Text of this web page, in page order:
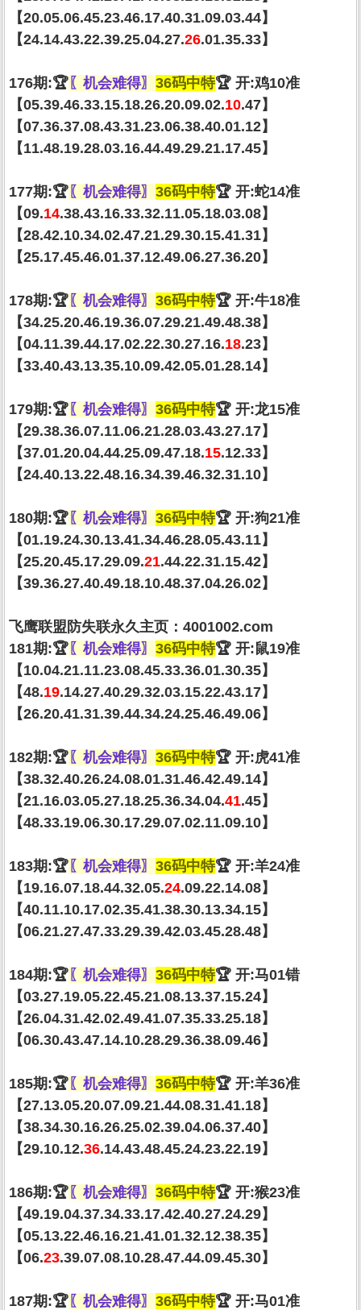
【20.05.06.45.23.46.17.40.31.09.03.44】
【24.14.43.22.39.25.04.27.26.01.35.33】
176期:🏆〖机会难得〗 36码中特🏆 开:鸡10准
【05.39.46.33.15.18.26.20.09.02.10.47】
【07.36.37.08.43.31.23.06.38.40.01.12】
【11.48.19.28.03.16.44.49.29.21.17.45】
177期:🏆〖机会难得〗 36码中特🏆 开:蛇14准
【09.14.38.43.16.33.32.11.05.18.03.08】
【28.42.10.34.02.47.21.29.30.15.41.31】
【25.17.45.46.01.37.12.49.06.27.36.20】
178期:🏆〖机会难得〗 36码中特🏆 开:牛18准
【34.25.20.46.19.36.07.29.21.49.48.38】
【04.11.39.44.17.02.22.30.27.16.18.23】
【33.40.43.13.35.10.09.42.05.01.28.14】
179期:🏆〖机会难得〗 36码中特🏆 开:龙15准
【29.38.36.07.11.06.21.28.03.43.27.17】
【37.01.20.04.44.25.09.47.18.15.12.33】
【24.40.13.22.48.16.34.39.46.32.31.10】
180期:🏆〖机会难得〗 36码中特🏆 开:狗21准
【01.19.24.30.13.41.34.46.28.05.43.11】
【25.20.45.17.29.09.21.44.22.31.15.42】
【39.36.27.40.49.18.10.48.37.04.26.02】
飞鹰联盟防失联永久主页：4001002.com
181期:🏆〖机会难得〗 36码中特🏆 开:鼠19准
【10.04.21.11.23.08.45.33.36.01.30.35】
【48.19.14.27.40.29.32.03.15.22.43.17】
【26.20.41.31.39.44.34.24.25.46.49.06】
182期:🏆〖机会难得〗 36码中特🏆 开:虎41准
【38.32.40.26.24.08.01.31.46.42.49.14】
【21.16.03.05.27.18.25.36.34.04.41.45】
【48.33.19.06.30.17.29.07.02.11.09.10】
183期:🏆〖机会难得〗 36码中特🏆 开:羊24准
【19.16.07.18.44.32.05.24.09.22.14.08】
【40.11.10.17.02.35.41.38.30.13.34.15】
【06.21.27.47.33.29.39.42.03.45.28.48】
184期:🏆〖机会难得〗 36码中特🏆 开:马01错
【03.27.19.05.22.45.21.08.13.37.15.24】
【26.04.31.42.02.49.41.07.35.33.25.18】
【06.30.43.47.14.10.28.29.36.38.09.46】
185期:🏆〖机会难得〗 36码中特🏆 开:羊36准
【27.13.05.20.07.09.21.44.08.31.41.18】
【38.34.30.16.26.25.02.39.04.06.37.40】
【29.10.12.36.14.43.48.45.24.23.22.19】
186期:🏆〖机会难得〗 36码中特🏆 开:猴23准
【49.19.04.37.34.33.17.42.40.27.24.29】
【05.13.22.46.16.21.41.01.32.12.38.35】
【06.23.39.07.08.10.28.47.44.09.45.30】
187期:🏆〖机会难得〗 36码中特🏆 开:马01准